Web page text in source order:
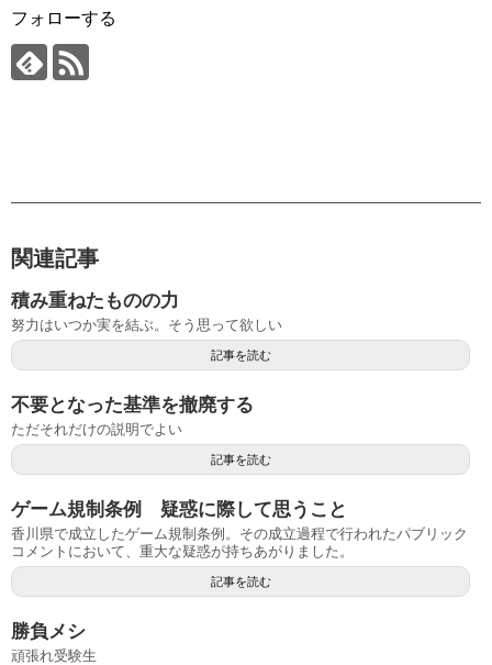
フォローする
関連記事
積み重ねたものの力
努力はいつか実を結ぶ。そう思って欲しい
記事を読む
不要となった基準を撤廃する
ただそれだけの説明でよい
記事を読む
ゲーム規制条例 疑惑に際して思うこと
香川県で成立したゲーム規制条例。その成立過程で行われたパブリック
コメントにおいて、重大な疑惑が持ちあがりました。
記事を読む
勝負メシ
頑張れ受験生